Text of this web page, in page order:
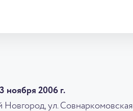
ноября 2006 г.
ул.